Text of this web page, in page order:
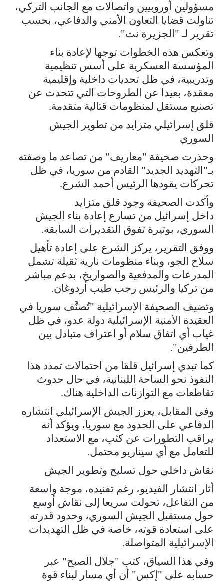
مسؤولين أوروبيين واتصالات مع الجانب التركي،
تناولت قضايا التعاون الأمني والدفاعي، بحسب
تقرير لـ "الجزيرة نت".
وتعكس هذه الخطوات توجها لإعادة بناء
المؤسسة العسكرية على أسس تنظيمية
وتدريبية، في ظل تحديات داخلية وإقليمية
معقدة، بعيدا عن الطروحات التي تتحدث عن
تصنيع مستقل لمنظومات قتالية متقدمة.
قلق إسرائيلي متزايد من تطوير الجيش
السوري
وحذرت صحيفة "معاريف" من تصاعد ما وصفته
بـ"التهديد الجديد" القادم من سوريا، في ظل
تحركات يقودها الرئيس أحمد الشرع.
وأكدت الصحيفة وجود قلق متزايد
داخل إسرائيل من تسارع إعادة بناء الجيش
السوري، بوتيرة تفوق التقديرات السابقة.
ووفق التقرير، يركز الشرع على إعادة تأهيل
سلاح الجو، وبناء منظومات نارية ثقيلة تشمل
المدرعات والمدفعية والصواريخ، بدعم مباشر
من تركيا والرئيس رجب طيب أردوغان.
وتضيف الصحيفة الإسرائيلية "تُصنَّف سوريا في
العقيدة الأمنية الإسرائيلية دولة عدو، في ظل
غياب أي اتفاق سلام أو اعتراف متبادل بين
الطرفين".
كما تبدي إسرائيل قلقا من احتمالات تمدد هذا
النفوذ نحو الساحة اللبنانية، في حال حدوث
تقاطعات مع التوازنات الداخلية هناك.
وفي المقابل، يعزز الجيش الإسرائيلي انتشاره
الدفاعي على الحدود مع سوريا، ويؤكد أنه
يراقب التطورات عن كثب، مع الاستعداد
للتعامل مع أي سيناريو محتمل.
نقاش داخلي حول تسليح وتطوير الجيش
أثار انتشار الفيديو، رغم تفنيده، موجة واسعة
من التفاعل، تحولت سريعا إلى نقاش أوسع
حول مستقبل الجيش السوري، وحدود قدرته
على استعادة قوته، خاصة في ظل التهديدات
الإسرائيلية المتواصلة.
وفي هذا السياق، كتب "جلال الصبح" عبر
حسابه على "إكس" أن أي مسار لبناء قوة